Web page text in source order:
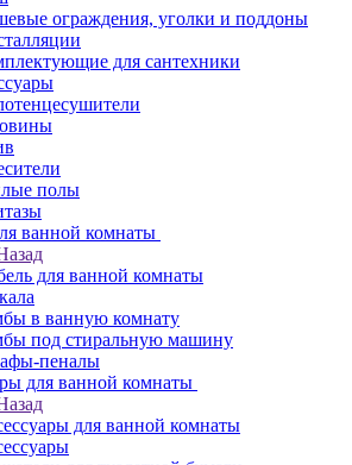
ограждения, уголки и поддоны
для сантехники
полы
ванной комнаты
для ванной комнаты
в ванную комнату
под стиральную машину
пеналы
для ванной комнаты
для ванной комнаты